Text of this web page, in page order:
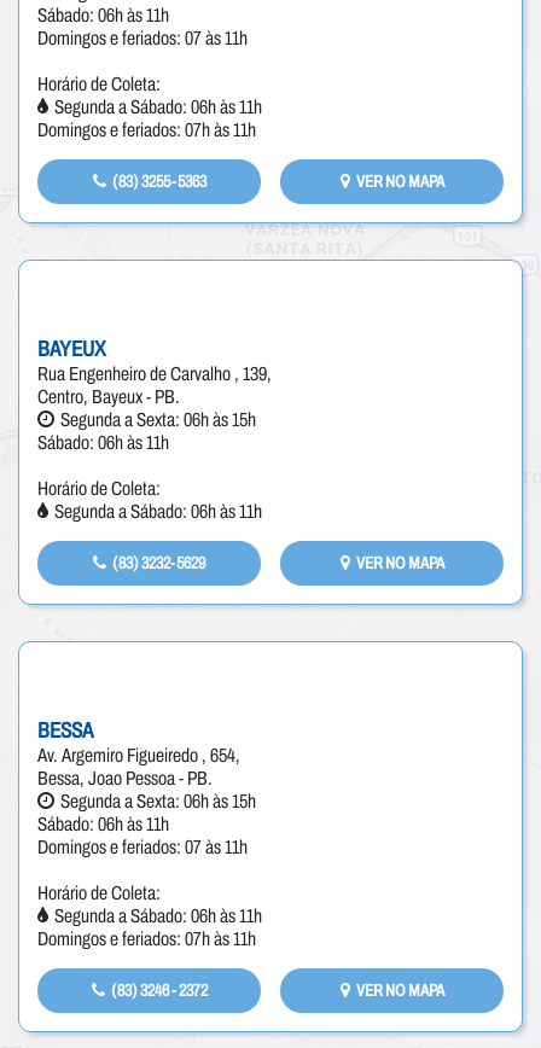
Sábado: 06h às 11h
Domingos e feriados: 07 às 11h
Horário de Coleta:
Segunda a Sábado: 06h às 11h
Domingos e feriados: 07h às 11h
(83) 3255-5363 VER NO MAPA
BAYEUX
Rua Engenheiro de Carvalho , 139,
Centro, Bayeux - PB.
Segunda a Sexta: 06h às 15h
Sábado: 06h às 11h
Horário de Coleta:
Segunda a Sábado: 06h às 11h
(83) 3232-5629 VER NO MAPA
BESSA
Av. Argemiro Figueiredo , 654,
Bessa, Joao Pessoa - PB.
Segunda a Sexta: 06h às 15h
Sábado: 06h às 11h
Domingos e feriados: 07 às 11h
Horário de Coleta:
Segunda a Sábado: 06h às 11h
Domingos e feriados: 07h às 11h
(83) 3246 - 2372 VER NO MAPA